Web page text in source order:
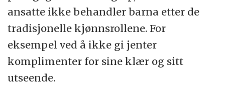
ansatte ikke behandler barna etter de
tradisjonelle kjønnsrollene. For
eksempel ved å ikke gi jenter
komplimenter for sine klær og sitt
utseende.